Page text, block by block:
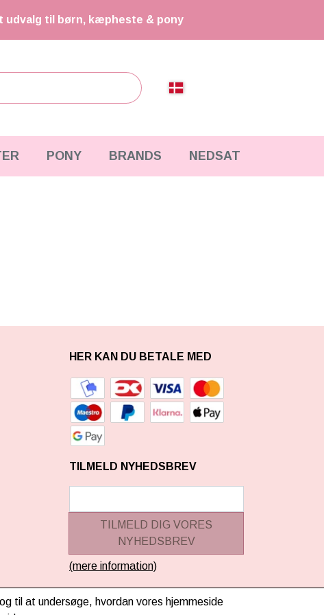
udvalg til børn, kæpheste & pony
PONY BRANDS NEDSAT
HER KAN DU BETALE MED
TILMELD NYHEDSBREV
TILMELD DIG VORES
NYHEDSBREV
(mere information)
til at undersøge, hvordan vores hjemmeside